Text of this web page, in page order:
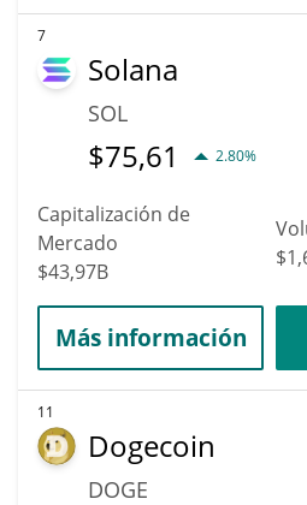
7
Solana
SOL
$75,61 2.80%
Capitalización de
Mercado
$43,97B
Más información
11
Dogecoin
DOGE